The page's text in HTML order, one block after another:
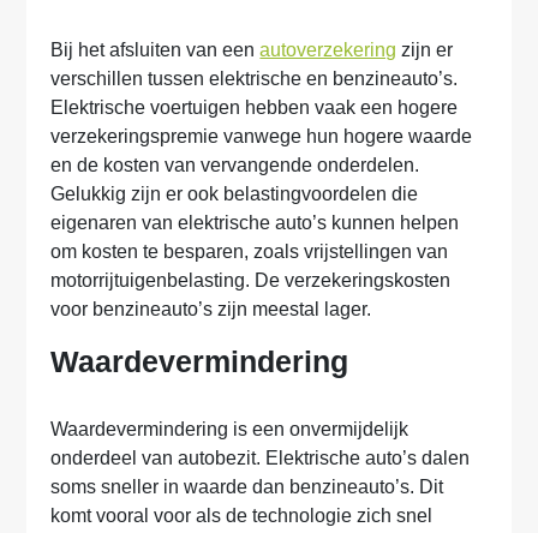
Bij het afsluiten van eenautoverzekering zijn er
verschillen tussen elektrische en benzineauto’s.
Elektrische voertuigen hebben vaak een hogere
verzekeringspremie vanwege hun hogere waarde
en de kosten van vervangende onderdelen.
Gelukkig zijn er ook belastingvoordelen die
eigenaren van elektrische auto’s kunnen helpen
om kosten te besparen, zoals vrijstellingen van
motorrijtuigenbelasting. De verzekeringskosten
voor benzineauto’s zijn meestal lager.
Waardevermindering
Waardevermindering is een onvermijdelijk
onderdeel van autobezit. Elektrische auto’s dalen
soms sneller in waarde dan benzineauto’s. Dit
komt vooral voor als de technologie zich snel